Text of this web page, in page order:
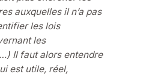
auxquelles il n’a pas
les lois
les
Il faut alors entendre
est utile, réel,